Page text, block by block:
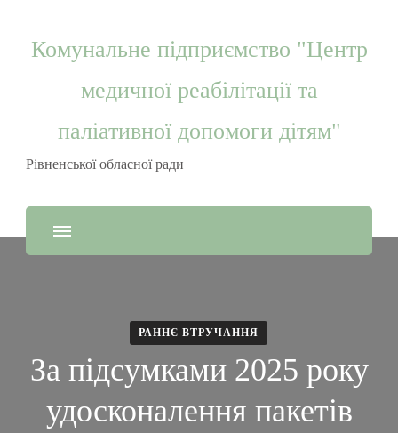
Комунальне підприємство "Центр
медичної реабілітації та
паліативної допомоги дітям"
Рівненської обласної ради
РАННЄ ВТРУЧАННЯ
За підсумками 2025 року
удосконалення пакетів